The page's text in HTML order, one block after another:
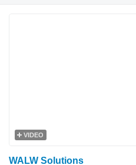
VIDEO
WALW Solutions